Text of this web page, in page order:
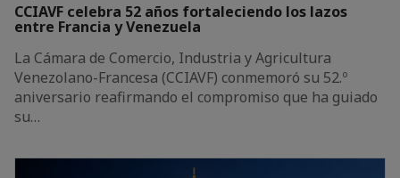
CCIAVF celebra 52 años fortaleciendo los lazos
entre Francia y Venezuela
La Cámara de Comercio, Industria y Agricultura
Venezolano-Francesa (CCIAVF) conmemoró su 52.º
aniversario reafirmando el compromiso que ha guiado
su…